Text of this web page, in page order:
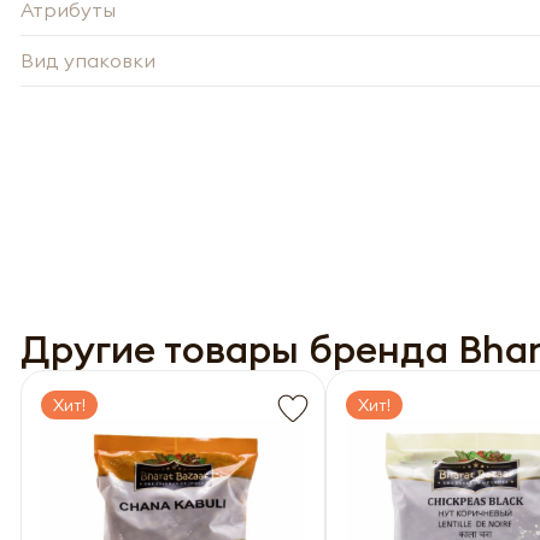
Атрибуты
Вид упаковки
Другие товары бренда
Хит! Хит!
года